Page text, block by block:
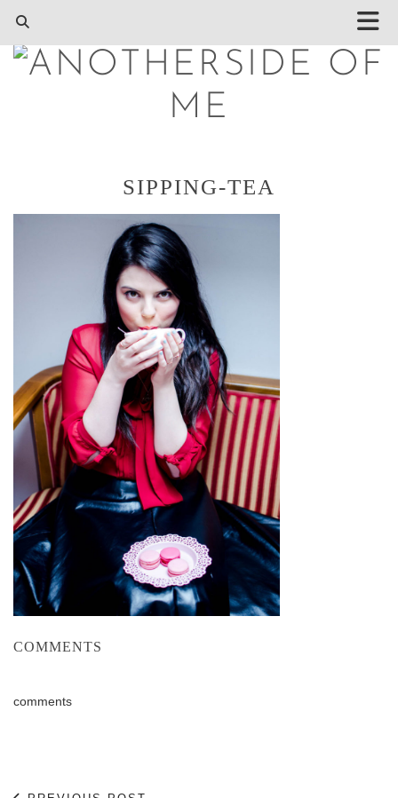
SIPPING-TEA
COMMENTS
comments